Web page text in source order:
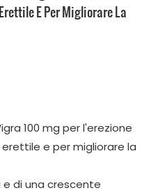
E Per Migliorare La
di una crescente